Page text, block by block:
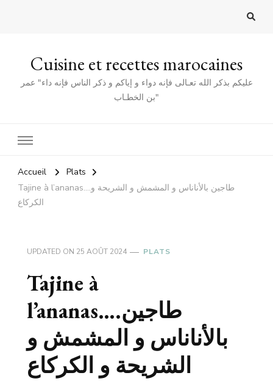
Cuisine et recettes marocaines
عليكم بذكر الله تعـالى فإنه دواء و إياكم و ذكر الناس فإنه داء" عمر
بن الخطـاب"
Accueil
Plats
Tajine à l’ananas….طاجين بالأناناس و المشمش و الشريحة و
الكركاع
UPDATED ON 25 AOÛT 2024 PLATS
Tajine à
l’ananas….طاجين
بالأناناس و المشمش و
الشريحة و الكركاع